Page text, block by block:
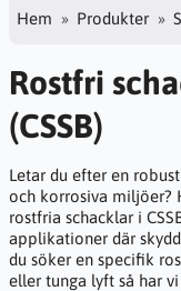
Hem Produkter
Rostfri
(CSSB)
Letar du efter en robust
och korrosiva miljöer?
rostfria schacklar i
applikationer där
du söker en specifik
eller tunga lyft så har